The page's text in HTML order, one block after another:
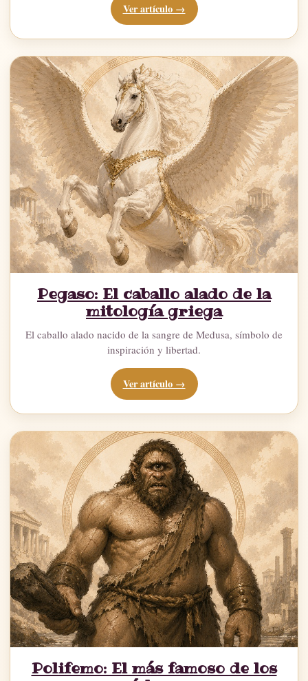
Ver artículo →
Pegaso: El caballo alado de la
mitología griega
El caballo alado nacido de la sangre de Medusa, símbolo de
inspiración y libertad.
Ver artículo →
Polifemo: El más famoso de los